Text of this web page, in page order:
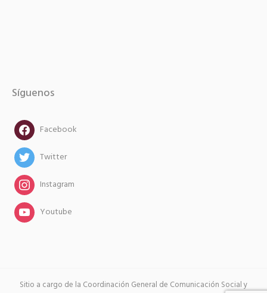
Síguenos
facebookFacebook
twitterTwitter
instagramInstagram
instagramYoutube
Sitio a cargo de la Coordinación General de Comunicación Social y